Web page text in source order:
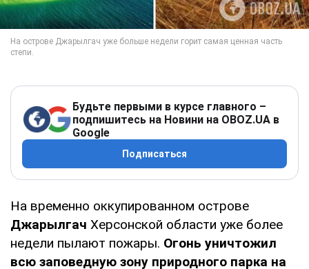
Будьте первыми в курсе главного –
подпишитесь на Новини на OBOZ.UA в
Google
Подписаться
На временно оккупированном острове
Джарылгач Херсонской области уже более
недели пылают пожары. Огонь уничтожил
всю заповедную зону природного парка на